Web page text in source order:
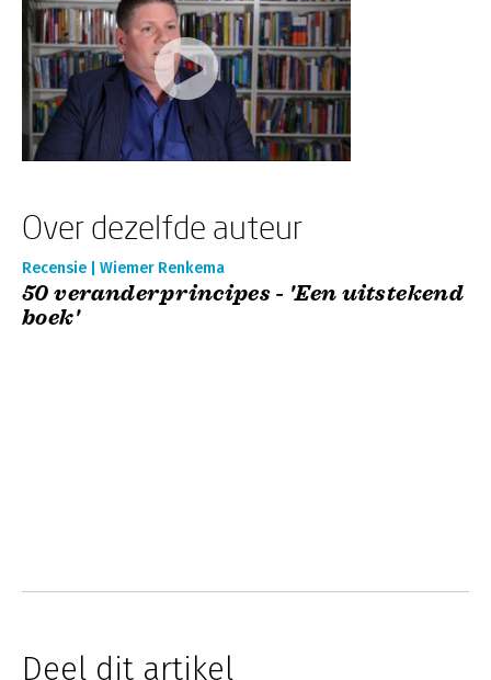
Over dezelfde auteur
Recensie | Wiemer Renkema
50 veranderprincipes - 'Een uitstekend
boek'
Deel dit artikel